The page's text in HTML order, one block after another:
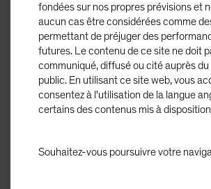
Au 11 septembre 2024 Source : EPFR
La popularité des
monétaires, tout sauf
Ces derniers temps, les
fondées sur nos propres prévisions et
aucun cas être considérées comme
permettant de préjuger des
futures. Le contenu de ce site ne doit
communiqué, diffusé ou cité auprès du
public. En utilisant ce site web, vous
consentez à l'utilisation de la langue
certains des contenus mis à
Souhaitez-vous poursuivre votre